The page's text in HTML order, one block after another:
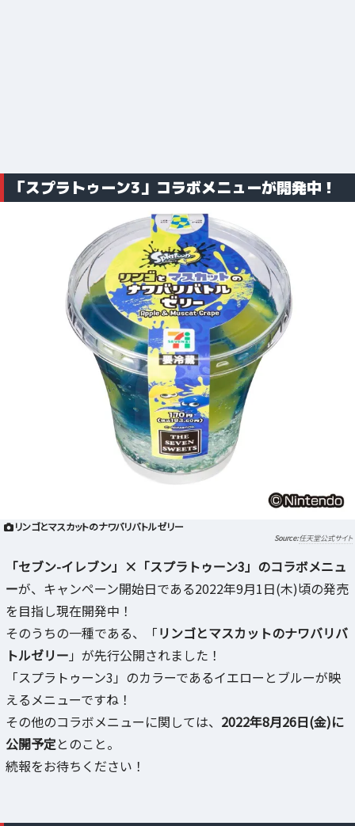
「スプラトゥーン3」コラボメニューが開発中！
リンゴとマスカットのナワバリバトルゼリー
任天堂公式サイト
「セブン-イレブン」×「スプラトゥーン3」のコラボメニュ
ーが、キャンペーン開始日である2022年9月1日(木)頃の発売
を目指し現在開発中！
そのうちの一種である、「リンゴとマスカットのナワバリバ
トルゼリー 」が先行公開されました！
「スプラトゥーン3」のカラーであるイエローとブルーが映
えるメニューですね！
その他のコラボメニューに関しては、 2022年8月26日(金)に
公開予定とのこと。
続報をお待ちください！